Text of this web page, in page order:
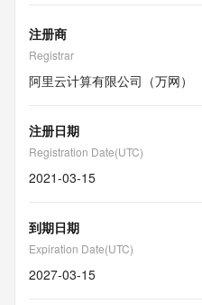
注册商
Registrar
阿里云计算有限公司（万网）
注册日期
Registration Date(UTC)
2021-03-15
到期日期
Expiration Date(UTC)
2027-03-15